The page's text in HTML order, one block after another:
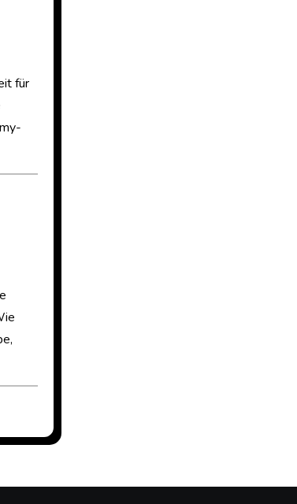
für